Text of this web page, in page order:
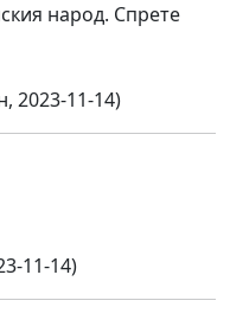
народ. Спрете
2023-11-14)
11-14)